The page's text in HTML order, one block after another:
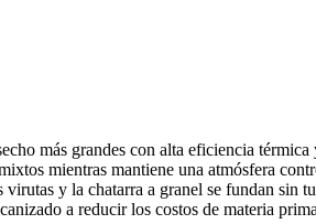
más grandes con alta eficiencia
mientras mantiene una atmósfera
y la chatarra a granel se fundan sin
a reducir los costos de materia